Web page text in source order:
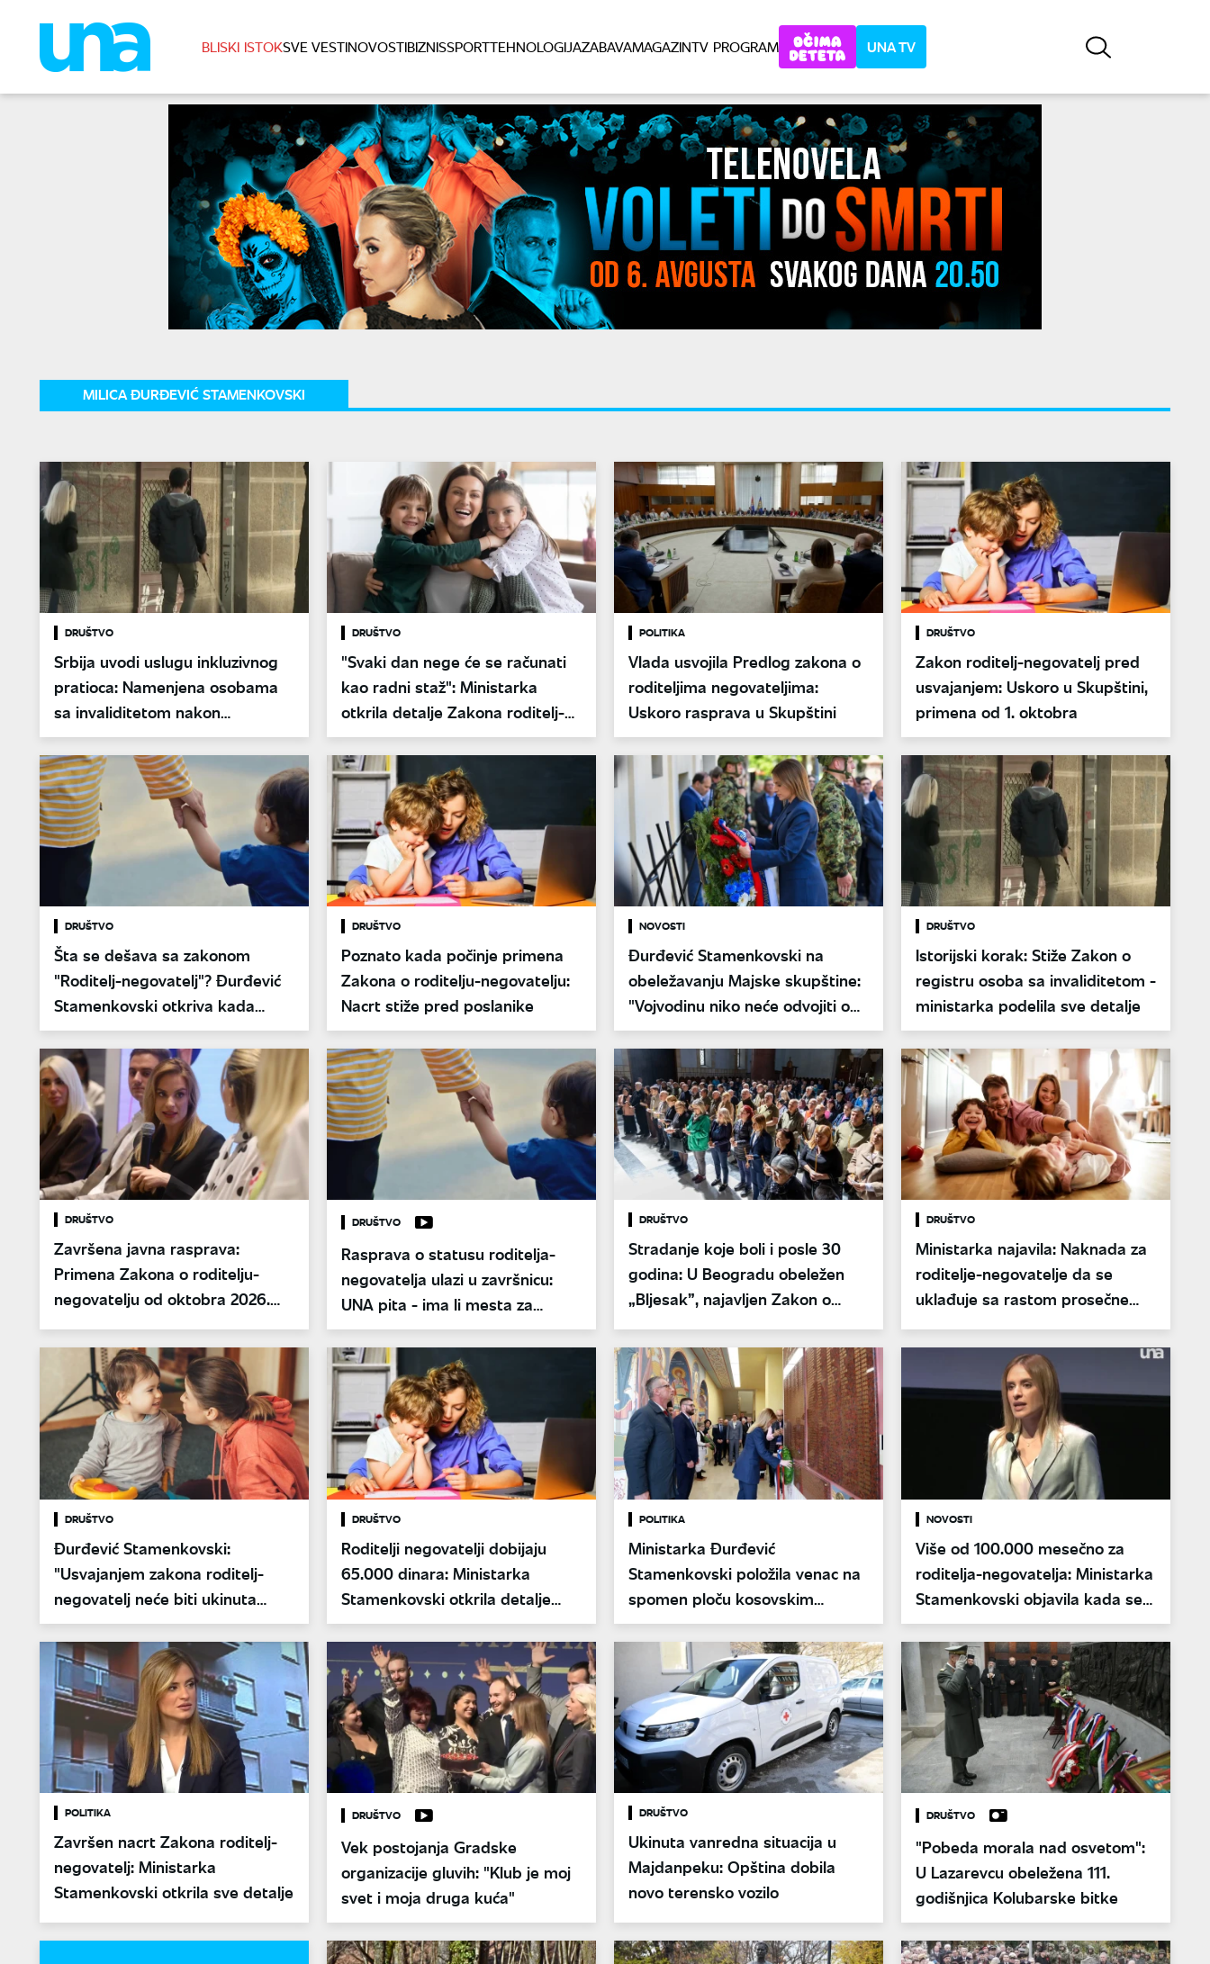
BLISKI ISTOKSVE VESTINOVOSTIBIZNISSPORTTEHNOLOGIJAZABAVAMAGAZINTV PROGRAM UNA TV
MILICA ĐURĐEVIĆ STAMENKOVSKI
DRUŠTVO
Srbija uvodi uslugu inkluzivnog
pratioca: Namenjena osobama
sa invaliditetom nakon
završetka školovanja
DRUŠTVO
"Svaki dan nege će se računati
kao radni staž": Ministarka
otkrila detalje Zakona roditelj-
negovatelj
POLITIKA
Vlada usvojila Predlog zakona o
roditeljima negovateljima:
Uskoro rasprava u Skupštini
DRUŠTVO
Zakon roditelj-negovatelj pred
usvajanjem: Uskoro u Skupštini,
primena od 1. oktobra
DRUŠTVO
Šta se dešava sa zakonom
"Roditelj-negovatelj"? Đurđević
Stamenkovski otkriva kada
kreće puna primena
DRUŠTVO
Poznato kada počinje primena
Zakona o roditelju-negovatelju:
Nacrt stiže pred poslanike
NOVOSTI
Đurđević Stamenkovski na
obeležavanju Majske skupštine:
"Vojvodinu niko neće odvojiti od
Srbije"
DRUŠTVO
Istorijski korak: Stiže Zakon o
registru osoba sa invaliditetom -
ministarka podelila sve detalje
DRUŠTVO
Završena javna rasprava:
Primena Zakona o roditelju-
negovatelju od oktobra 2026.
godine
DRUŠTVO
Rasprava o statusu roditelja-
negovatelja ulazi u završnicu:
UNA pita - ima li mesta za
ispravke spornih propisa pre
usvajanja?
DRUŠTVO
Stradanje koje boli i posle 30
godina: U Beogradu obeležen
„Bljesak”, najavljen Zakon o
nestalim licima
DRUŠTVO
Ministarka najavila: Naknada za
roditelje-negovatelje da se
uklađuje sa rastom prosečne
plate
DRUŠTVO
Đurđević Stamenkovski:
"Usvajanjem zakona roditelj-
negovatelj neće biti ukinuta
druga prava"
DRUŠTVO
Roditelji negovatelji dobijaju
65.000 dinara: Ministarka
Stamenkovski otkrila detalje
novog zakona
POLITIKA
Ministarka Đurđević
Stamenkovski položila venac na
spomen ploču kosovskim
junacima u Nišu
NOVOSTI
Više od 100.000 mesečno za
roditelja-negovatelja: Ministarka
Stamenkovski objavila kada se
očekuje nacrt Zakona
POLITIKA
Završen nacrt Zakona roditelj-
negovatelj: Ministarka
Stamenkovski otkrila sve detalje
DRUŠTVO
Vek postojanja Gradske
organizacije gluvih: "Klub je moj
svet i moja druga kuća"
DRUŠTVO
Ukinuta vanredna situacija u
Majdanpeku: Opština dobila
novo terensko vozilo
DRUŠTVO
"Pobeda morala nad osvetom":
U Lazarevcu obeležena 111.
godišnjica Kolubarske bitke